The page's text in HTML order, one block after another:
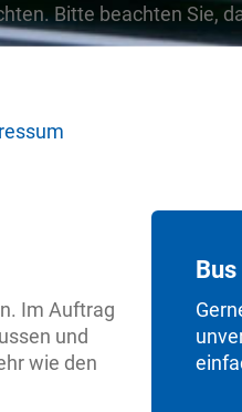
Im Auftrag
und
wie den
Bitte beachten Sie,